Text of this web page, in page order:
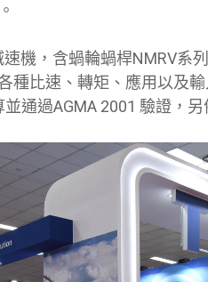
機，含蝸輪蝸桿NMRV系
種比速、轉矩、應用以及
通過AGMA 2001 驗證，